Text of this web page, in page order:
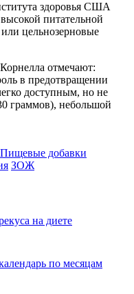
здоровья США
питательной
цельнозерновые
отмечают:
в предотвращении
доступным, но не
граммов), небольшой
Пищевые добавки
ЗОЖ
на диете
по месяцам